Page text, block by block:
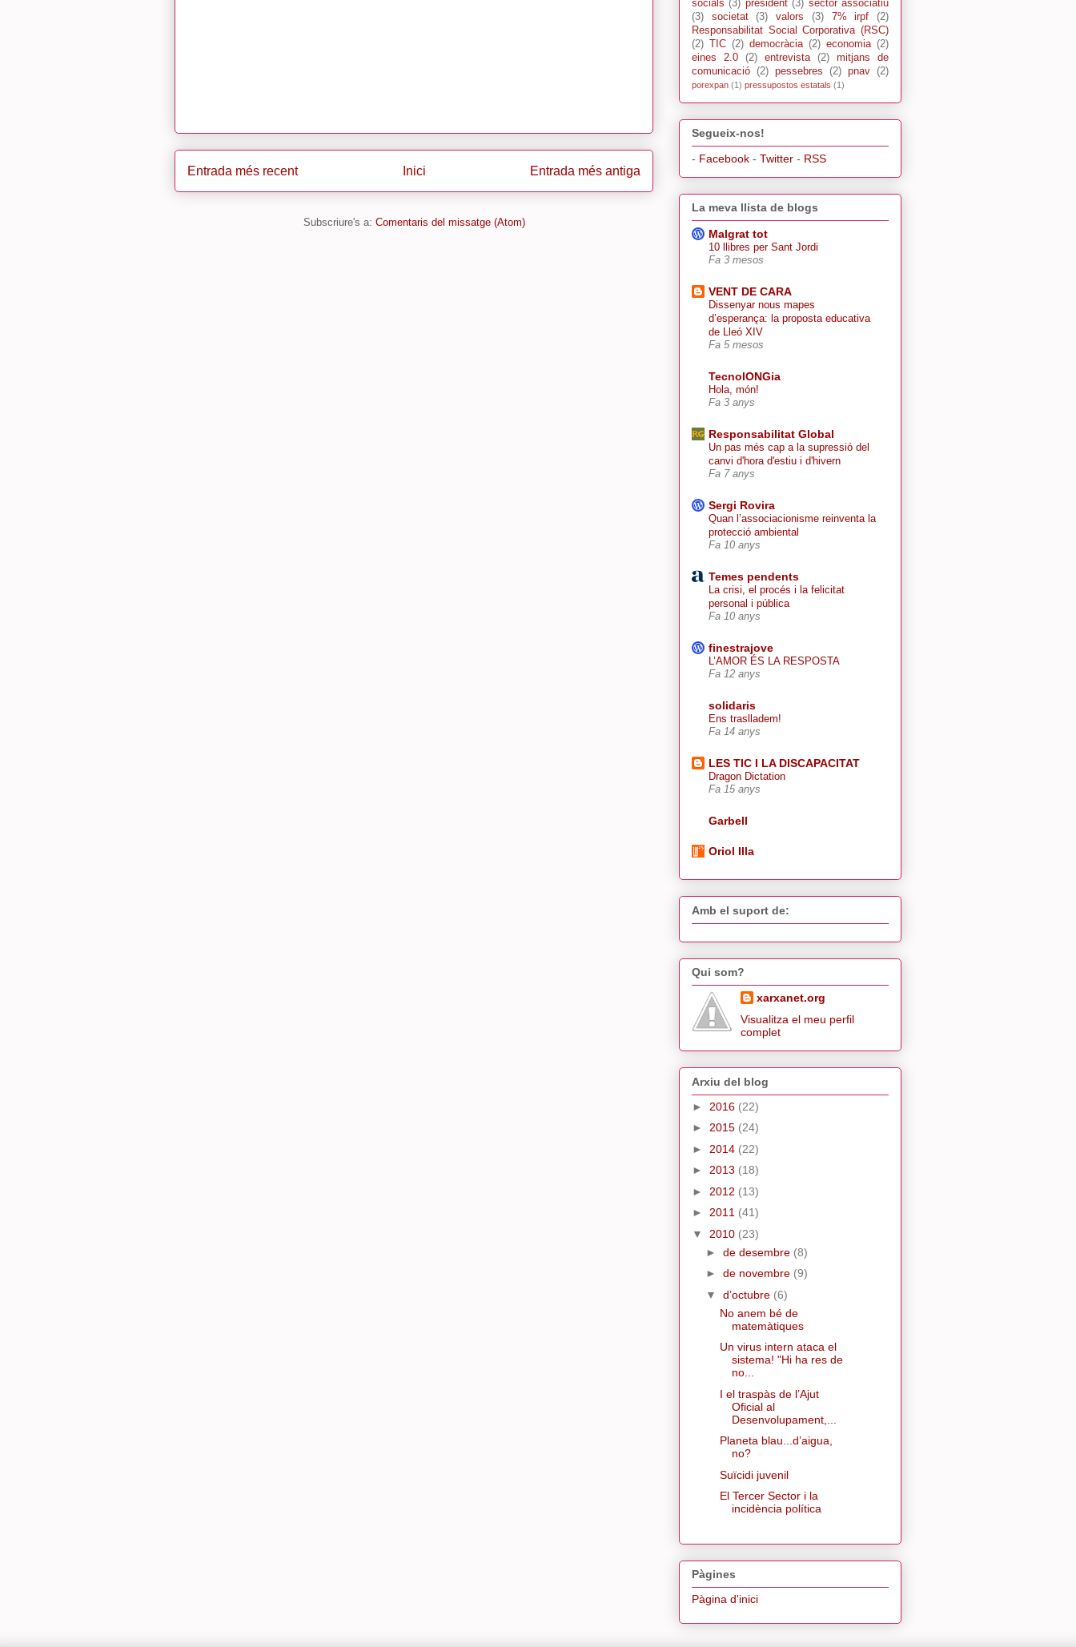
Entrada més recent Entrada més antiga
Inici
Subscriure's a: Comentaris del missatge (Atom)
socials (3) president (3) sector associatiu
(3)
societat (3) valors (3) 7% irpf
(2)
Responsabilitat Social Corporativa (RSC)
(2) TIC (2) democràcia (2) economia (2)
eines 2.0
(2) entrevista (2)
mitjans de
comunicació (2) pessebres (2) pnav (2)
porexpan (1) pressupostos estatals (1)
Segueix-nos!
- Facebook - Twitter - RSS
La meva llista de blogs
Malgrat tot
10 llibres per Sant Jordi
Fa 3 mesos
VENT DE CARA
Dissenyar nous mapes
d’esperança: la proposta educativa
de Lleó XIV
Fa 5 mesos
TecnolONGia
Hola, món!
Fa 3 anys
Responsabilitat Global
Un pas més cap a la supressió del
canvi d'hora d'estiu i d'hivern
Fa 7 anys
Sergi Rovira
Quan l’associacionisme reinventa la
protecció ambiental
Fa 10 anys
Temes pendents
La crisi, el procés i la felicitat
personal i pública
Fa 10 anys
finestrajove
L’AMOR ÉS LA RESPOSTA
Fa 12 anys
solidaris
Ens traslladem!
Fa 14 anys
LES TIC I LA DISCAPACITAT
Dragon Dictation
Fa 15 anys
Garbell
Oriol Illa
Amb el suport de:
Qui som?
xarxanet.org
Visualitza el meu perfil
complet
Arxiu del blog
► 2016 (22)
► 2015 (24)
► 2014 (22)
► 2013 (18)
► 2012 (13)
► 2011 (41)
▼ 2010 (23)
► de desembre (8)
► de novembre (9)
▼ d’octubre (6)
No anem bé de
matemàtiques
Un virus intern ataca el
sistema! "Hi ha res de
no...
I el traspàs de l’Ajut
Oficial al
Desenvolupament,...
Planeta blau...d’aigua,
no?
Suïcidi juvenil
El Tercer Sector i la
incidència política
Pàgines
Pàgina d'inici